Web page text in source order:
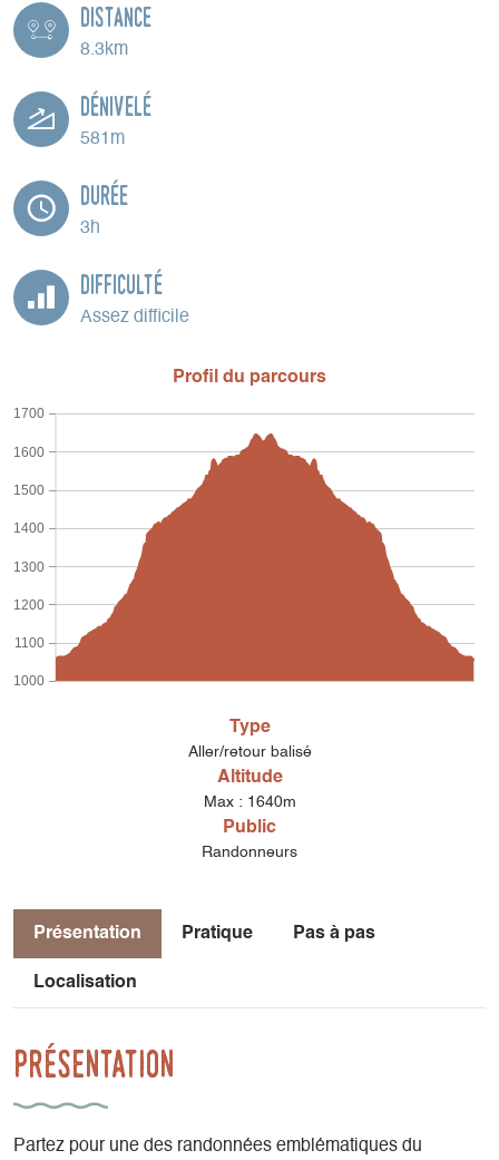
Distance
8.3km
Dénivelé
581m
Durée
3h
Difficulté
Assez difficile
Profil du parcours
1000
1100
1200
1300
1400
1500
1600
1700
Type
Aller/retour balisé
Altitude
Max : 1640m
Public
Randonneurs
Présentation Pratique Pas à pas
Localisation
Présentation
Partez pour une des randonnées emblématiques du